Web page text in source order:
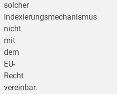
solcher
Indexierungsmechanismus
nicht
mit
dem
EU-
Recht
vereinbar.